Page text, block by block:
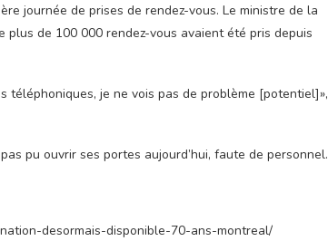
journée de prises de rendez-vous. Le ministre de la
de 100 000 rendez-vous avaient été pris depuis
téléphoniques, je ne vois pas de problème [potentiel]»,
pu ouvrir ses portes aujourd’hui, faute de personnel.
desormais-disponible-70-ans-montreal/